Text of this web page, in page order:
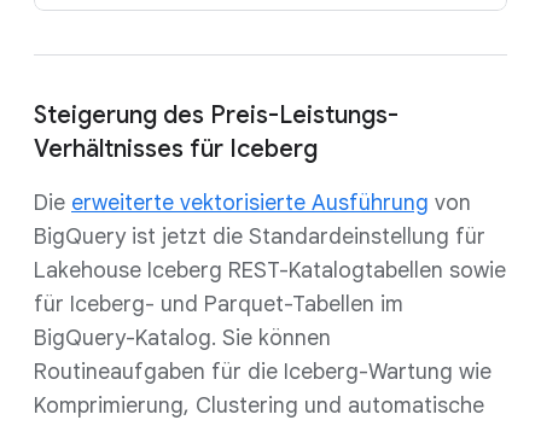
Steigerung des Preis-Leistungs-
Verhältnisses für Iceberg
Die erweiterte vektorisierte Ausführung von
BigQuery ist jetzt die Standardeinstellung für
Lakehouse Iceberg REST-Katalogtabellen sowie
für Iceberg- und Parquet-Tabellen im
BigQuery-Katalog. Sie können
Routineaufgaben für die Iceberg-Wartung wie
Komprimierung, Clustering und automatische